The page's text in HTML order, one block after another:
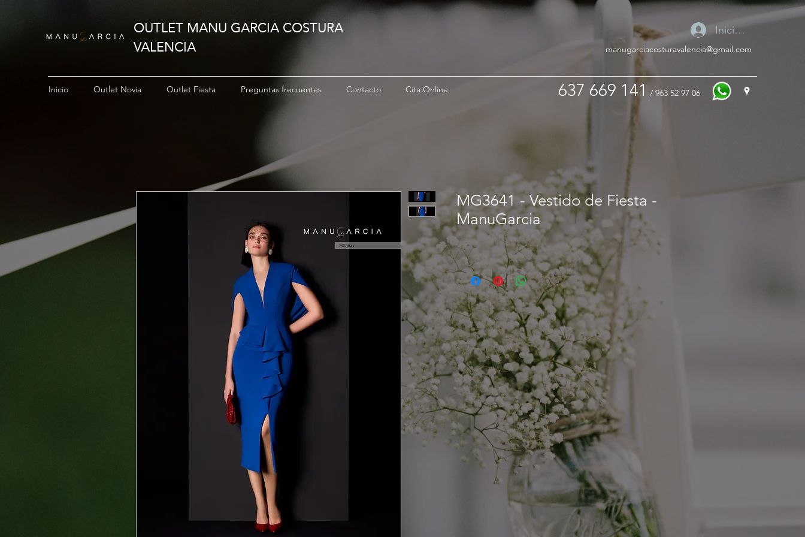
OUTLET MANU GARCIA COSTURA
VALENCIA
Iniciar sesión
manugarciacosturavalencia@gmail.com
Inicio Outlet Novia Outlet Fiesta Preguntas frecuentes Contacto Cita Online 637 669 141 / 963 52 97 06
MG3641 - Vestido de Fiesta -
ManuGarcia